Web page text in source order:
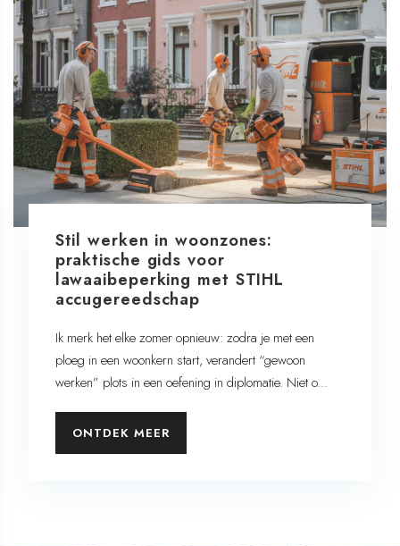
Stil werken in woonzones:
praktische gids voor
lawaaibeperking met STIHL
accugereedschap
Ik merk het elke zomer opnieuw: zodra je met een
ploeg in een woonkern start, verandert “gewoon
werken” plots in een oefening in diplomatie. Niet o...
ONTDEK MEER